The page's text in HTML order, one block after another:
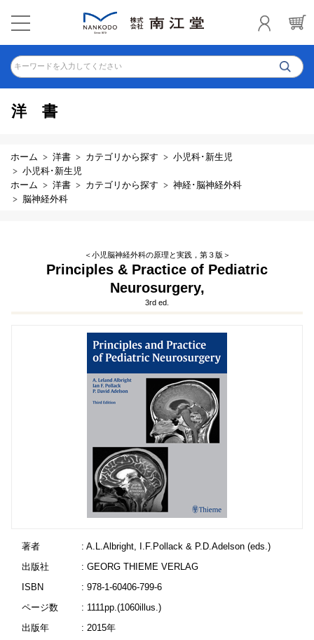
キーワードを入力してください
洋書
ホーム 洋書 カテゴリから探す
小児科･新生児
小児科･新生児
ホーム
洋書 カテゴリから探す
神経･脳神経外科
脳神経外科
＜小児脳神経外科の原理と実践，第３版＞
Principles & Practice of Pediatric
Neurosurgery,
3rd ed.
著者
: A.L.Albright, I.F.Pollack & P.D.Adelson (eds.)
出版社
: GEORG THIEME VERLAG
ISBN
: 978-1-60406-799-6
ページ数
: 1111pp.(1060illus.)
出版年
: 2015年